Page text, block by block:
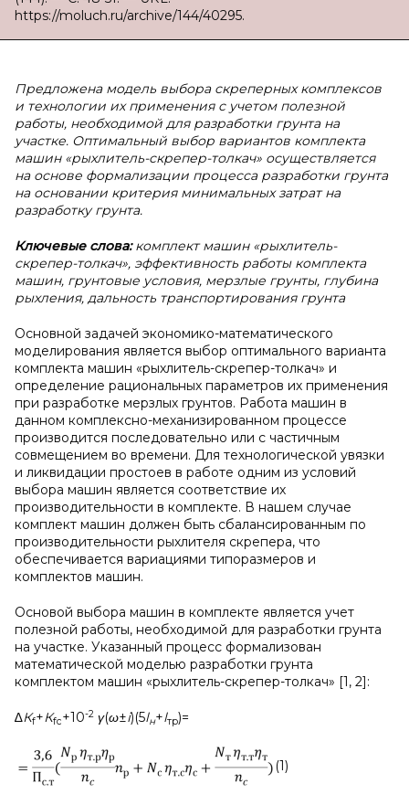
https://moluch.ru/archive/144/40295.
Предложена модель выбора скреперных комплексов
и технологии их применения с учетом полезной
работы, необходимой для разработки грунта на
участке. Оптимальный выбор вариантов комплекта
машин «рыхлитель-скрепер-толкач» осуществляется
на основе формализации процесса разработки грунта
на основании критерия минимальных затрат на
разработку грунта.
Ключевые слова:комплект машин «рыхлитель-
скрепер-толкач», эффективность работы комплекта
машин, грунтовые условия, мерзлые грунты, глубина
рыхления, дальность транспортирования грунта
Основной задачей экономико-математического
моделирования является выбор оптимального варианта
комплекта машин «рыхлитель-скрепер-толкач» и
определение рациональных параметров их применения
при разработке мерзлых грунтов. Работа машин в
данном комплексно-механизированном процессе
производится последовательно или с частичным
совмещением во времени. Для технологической увязки
и ликвидации простоев в работе одним из условий
выбора машин является соответствие их
производительности в комплекте. В нашем случае
комплект машин должен быть сбалансированным по
производительности рыхлителя скрепера, что
обеспечивается вариациями типоразмеров и
комплектов машин.
Основой выбора машин в комплекте является учет
полезной работы, необходимой для разработки грунта
на участке. Указанный процесс формализован
математической моделью разработки грунта
комплектом машин «рыхлитель-скрепер-толкач» [1, 2]:
∆Кf+Кfс+10-2 γ(ω±i)(5lн+lтр)=
(1)